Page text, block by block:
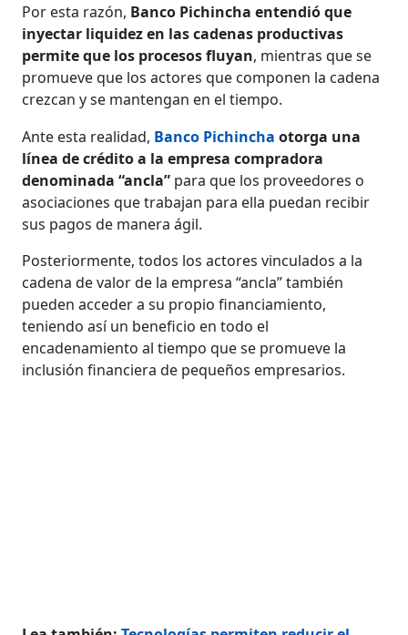
Por esta razón, Banco Pichincha entendió que
inyectar liquidez en las cadenas productivas
permite que los procesos fluyan, mientras que se
promueve que los actores que componen la cadena
crezcan y se mantengan en el tiempo.
Ante esta realidad, Banco Pichincha otorga una
línea de crédito a la empresa compradora
denominada “ancla” para que los proveedores o
asociaciones que trabajan para ella puedan recibir
sus pagos de manera ágil.
Posteriormente, todos los actores vinculados a la
cadena de valor de la empresa “ancla” también
pueden acceder a su propio financiamiento,
teniendo así un beneficio en todo el
encadenamiento al tiempo que se promueve la
inclusión financiera de pequeños empresarios.